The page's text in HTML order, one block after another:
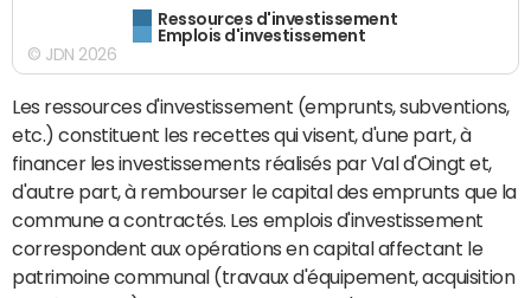
Ressources d'investissement
Emplois d'investissement
© JDN 2026
Les ressources d'investissement (emprunts, subventions,
etc.) constituent les recettes qui visent, d'une part, à
financer les investissements réalisés par Val d'Oingt et,
d'autre part, à rembourser le capital des emprunts que la
commune a contractés. Les emplois d'investissement
correspondent aux opérations en capital affectant le
patrimoine communal (travaux d'équipement, acquisition